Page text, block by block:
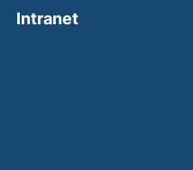
Intranet(external link,